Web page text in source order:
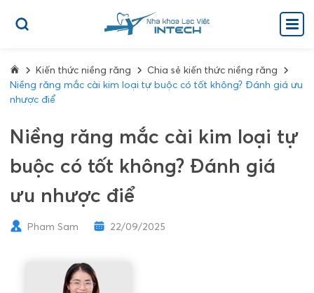
Kiến thức niềng răng
Chia sẻ kiến thức niềng răng
Niềng răng mắc cài kim loại tự buộc có tốt không? Đánh giá ưu
nhược điể
Niềng răng mắc cài kim loại tự
buộc có tốt không? Đánh giá
ưu nhược điể
Pham Sam 22/09/2025